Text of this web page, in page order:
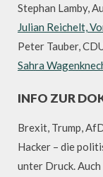
Stephan Lamby,
Julian Reichelt,
Peter Tauber,
Sahra
INFO ZUR
Brexit, Trump,
Hacker – die
unter Druck. Auch